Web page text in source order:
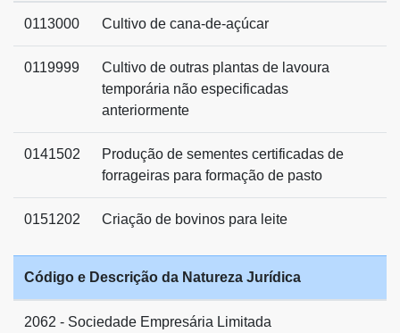
0113000 Cultivo de cana-de-açúcar
0119999
Cultivo de outras plantas de lavoura
temporária não especificadas
anteriormente
0141502
Produção de sementes certificadas de
forrageiras para formação de pasto
0151202 Criação de bovinos para leite
Código e Descrição da Natureza Jurídica
2062 - Sociedade Empresária Limitada